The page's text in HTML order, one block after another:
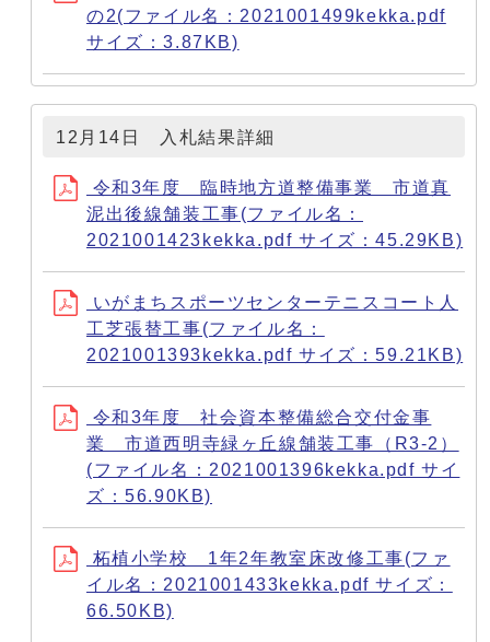
の2(ファイル名：2021001499kekka.pdf
サイズ：3.87KB)
12月14日 入札結果詳細
令和3年度 臨時地方道整備事業 市道真
泥出後線舗装工事(ファイル名：
2021001423kekka.pdf サイズ：45.29KB)
いがまちスポーツセンターテニスコート人
工芝張替工事(ファイル名：
2021001393kekka.pdf サイズ：59.21KB)
令和3年度 社会資本整備総合交付金事
業 市道西明寺緑ヶ丘線舗装工事（R3-2）
(ファイル名：2021001396kekka.pdf サイ
ズ：56.90KB)
柘植小学校 1年2年教室床改修工事(ファ
イル名：2021001433kekka.pdf サイズ：
66.50KB)